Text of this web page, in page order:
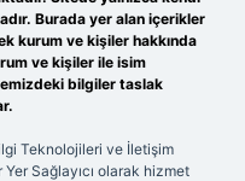
Burada yer alan içerikler
kurum ve kişiler hakkında
ve kişiler ile isim
bilgiler taslak
Teknolojileri ve İletişim
Sağlayıcı olarak hizmet